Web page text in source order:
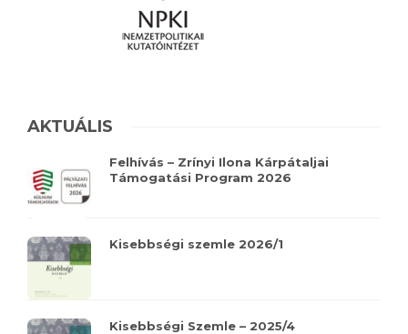
AKTUÁLIS
Felhívás – Zrínyi Ilona Kárpátaljai
Támogatási Program 2026
Kisebbségi szemle 2026/1
Kisebbségi Szemle – 2025/4